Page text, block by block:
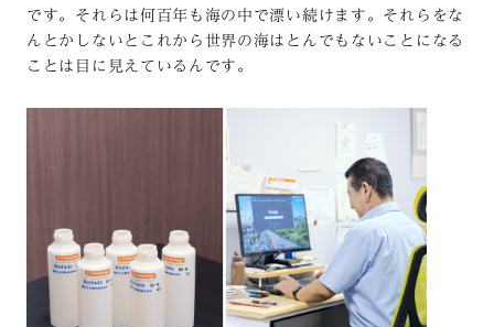
です。それらは何百年も海の中で漂い続けます。それらをな
んとかしないとこれから世界の海はとんでもないことになる
ことは目に見えているんです。